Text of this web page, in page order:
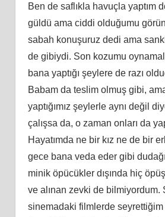
Ben de saflıkla havuçla yaptım
güldü ama ciddi olduğumu
sabah konuşuruz dedi ama
de gibiydi. Son kozumu
bana yaptığı şeylere de razı
Babam da teslim olmuş gibi,
yaptığımız şeylerle aynı değil
çalışsa da, o zaman onları da
Hayatımda ne bir kız ne de bir
gece bana veda eder gibi
minik öpücükler dışında hiç
ve alınan zevki de bilmiyordum.
sinemadaki filmlerde